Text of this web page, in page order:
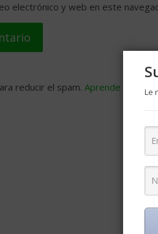
electrónico y web en este
reducir el spam. Aprende cómoLe